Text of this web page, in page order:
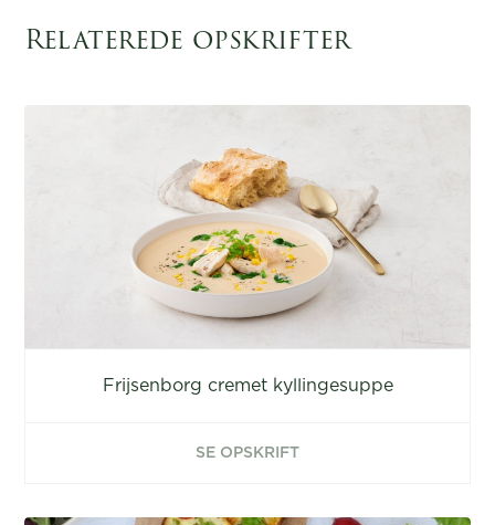
Relaterede opskrifter
Frijsenborg cremet kyllingesuppe
SE OPSKRIFT